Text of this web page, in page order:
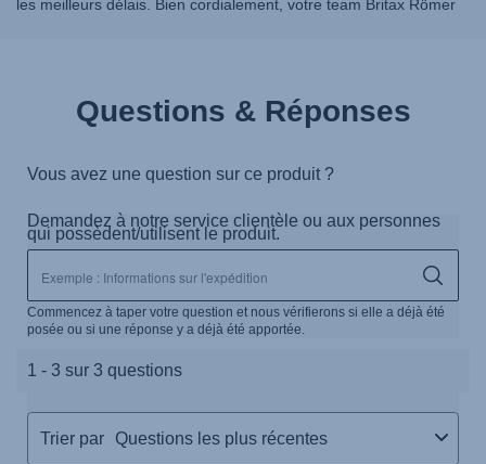
les meilleurs délais. Bien cordialement, votre team Britax Römer
Questions & Réponses